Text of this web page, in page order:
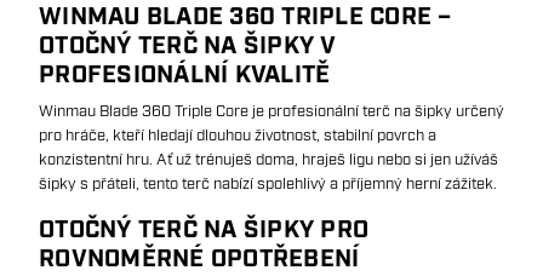
WINMAU BLADE 360 TRIPLE CORE –
OTOČNÝ TERČ NA ŠIPKY V
PROFESIONÁLNÍ KVALITĚ
Winmau Blade 360 Triple Core je profesionální terč na šipky určený
pro hráče, kteří hledají dlouhou životnost, stabilní povrch a
konzistentní hru. Ať už trénuješ doma, hraješ ligu nebo si jen užíváš
šipky s přáteli, tento terč nabízí spolehlivý a příjemný herní zážitek.
OTOČNÝ TERČ NA ŠIPKY PRO
ROVNOMĚRNÉ OPOTŘEBENÍ